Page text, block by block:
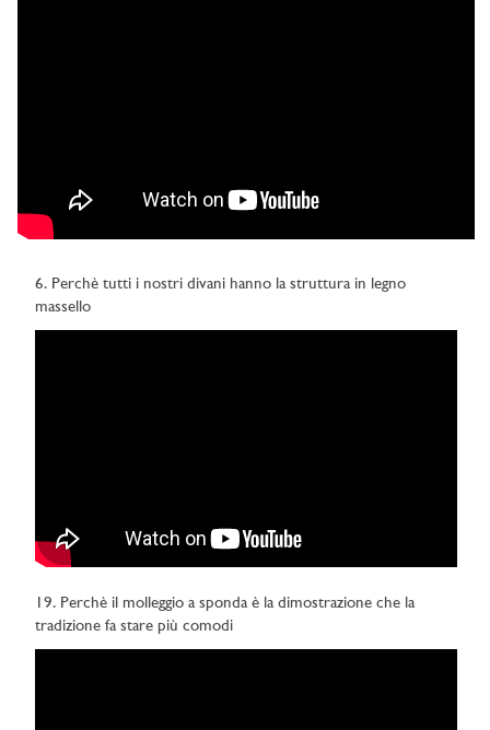
6. Perchè tutti i nostri divani hanno la struttura in legno
massello
19. Perchè il molleggio a sponda è la dimostrazione che la
tradizione fa stare più comodi